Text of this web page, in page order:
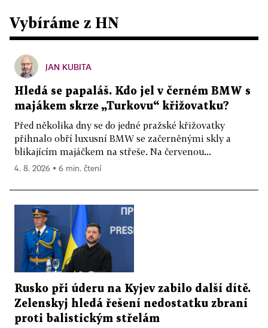
Vybíráme z HN
JAN KUBITA
Hledá se papaláš. Kdo jel v černém BMW s
majákem skrze „Turkovu“ křižovatku?
Před několika dny se do jedné pražské křižovatky
přihnalo obří luxusní BMW se začerněnými skly a
blikajícím majáčkem na střeše. Na červenou...
4. 8. 2026 ▪ 6 min. čtení
Rusko při úderu na Kyjev zabilo další dítě.
Zelenskyj hledá řešení nedostatku zbraní
proti balistickým střelám